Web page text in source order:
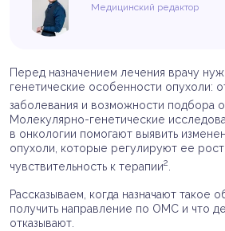
Медицинский редактор
Перед назначением лечения врачу
генетические особенности опухоли:
заболевания и возможности подбора
Молекулярно-генетические
в онкологии помогают выявить
опухоли, которые регулируют ее
чувствительность к терапии2
Рассказываем, когда назначают такое
получить направление по ОМС и что
отказывают.